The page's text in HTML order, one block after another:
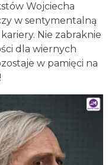
– Katowice
2026-08-20
Wojciecha
w sentymentalną
Nie zabraknie
dla wiernych
w pamięci na